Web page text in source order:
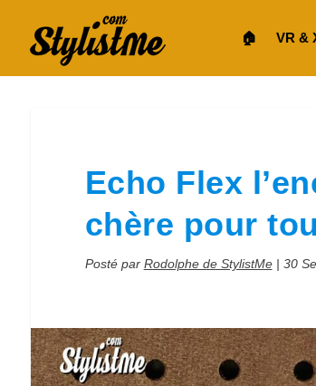
🏠︎ VR &
Echo Flex
chère pour
Posté par Rodolphe de StylistMe| 30